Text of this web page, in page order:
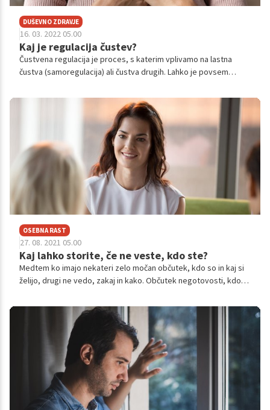
DUŠEVNO ZDRAVJE
16. 03. 2022 05.00
Kaj je regulacija čustev?
Čustvena regulacija je proces, s katerim vplivamo na lastna
čustva (samoregulacija) ali čustva drugih. Lahko je povsem
velik vpliv na proces čustvovanja – doživljanja in izražanja
čustev. Pri samoregulaciji gre torej za ’prostor’ med občutkom
in reakcijo – spodbuja nas, da nekoliko upočasnimo in se
odzovemo po objektivni oceni situacije.
OSEBNA RAST
27. 08. 2021 05.00
Kaj lahko storite, če ne veste, kdo ste?
Medtem ko imajo nekateri zelo močan občutek, kdo so in kaj si
želijo, drugi ne vedo, zakaj in kako. Občutek negotovosti, kdo
občutka identitete. Kaj nam lahko pomaga pri iskanju naše
resnične narave?